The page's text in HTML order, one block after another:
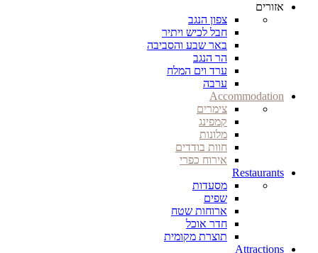
אזורים
צפון הנגב
חבל לכיש ויתיר
באר שבע והסביבה
הר הנגב
ערד וים המלח
ערבה
Accommodation
צימרים
קמפינג
מלונות
חוות בודדים
אירוח כפרי
Restaurants
מסעדות
שפים
ארוחות שטח
חדר אוכל
תוצרת מקומית
Attractions